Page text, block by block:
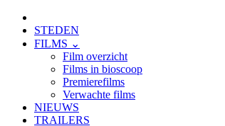
STEDEN
FILMS ⌄
Film overzicht
Films in bioscoop
Premierefilms
Verwachte films
NIEUWS
TRAILERS